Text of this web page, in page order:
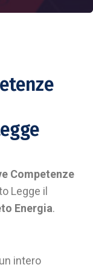
Competenze
Legge il
Energia.
intero